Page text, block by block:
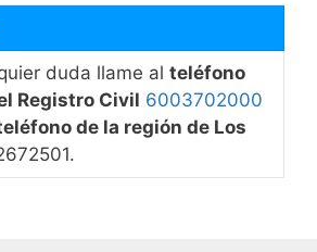
duda llame al teléfono
Registro Civil 6003702000
de la región de Los